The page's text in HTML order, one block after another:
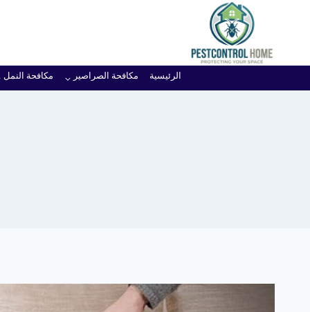
المحتوى
الرئيسية مكافحة الصراصير مكافحة النمل